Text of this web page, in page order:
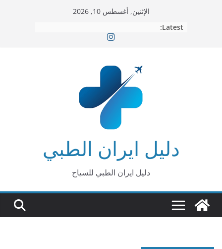
الإثنين, أغسطس 10, 2026
Latest:
دليل ايران الطبي
دليل ايران الطبي للسياح